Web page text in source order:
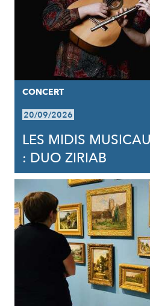
CONCERT
20/09/2026
LES MIDIS
: DUO ZIRIAB